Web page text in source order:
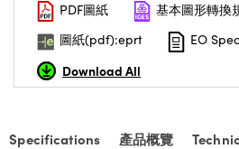
Components | SCHOTT 光學
PDF圖紙
基本圖形轉換
圖紙(pdf):eprt
EO
Download All
Specifications 產品概覽